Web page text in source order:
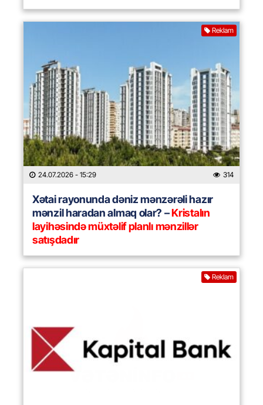
Reklam
24.07.2026 - 15:29 314
Xətai rayonunda dəniz mənzərəli hazır
mənzil haradan almaq olar? –Kristalın
layihəsində müxtəlif planlı mənzillər
satışdadır
Reklam